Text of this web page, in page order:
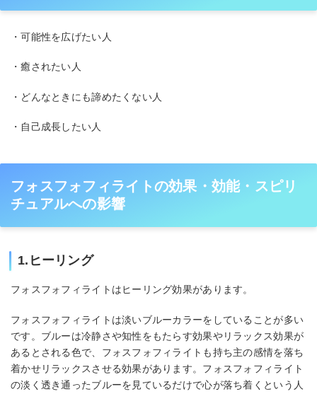
・可能性を広げたい人
・癒されたい人
・どんなときにも諦めたくない人
・自己成長したい人
フォスフォフィライトの効果・効能・スピリ
チュアルへの影響
1.ヒーリング
フォスフォフィライトはヒーリング効果があります。
フォスフォフィライトは淡いブルーカラーをしていることが多い
です。ブルーは冷静さや知性をもたらす効果やリラックス効果が
あるとされる色で、フォスフォフィライトも持ち主の感情を落ち
着かせリラックスさせる効果があります。フォスフォフィライト
の淡く透き通ったブルーを見ているだけで心が落ち着くという人